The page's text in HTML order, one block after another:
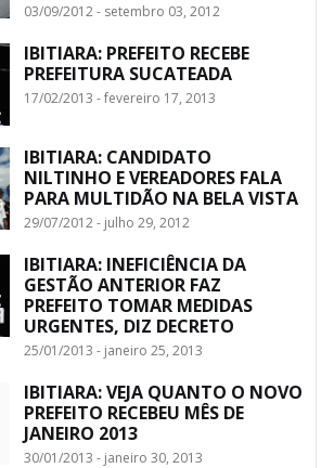
03/09/2012 - setembro 03, 2012
IBITIARA: PREFEITO RECEBE
PREFEITURA SUCATEADA
17/02/2013 - fevereiro 17, 2013
IBITIARA: CANDIDATO
NILTINHO E VEREADORES FALA
PARA MULTIDÃO NA BELA VISTA
29/07/2012 - julho 29, 2012
IBITIARA: INEFICIÊNCIA DA
GESTÃO ANTERIOR FAZ
PREFEITO TOMAR MEDIDAS
URGENTES, DIZ DECRETO
25/01/2013 - janeiro 25, 2013
IBITIARA: VEJA QUANTO O NOVO
PREFEITO RECEBEU MÊS DE
JANEIRO 2013
30/01/2013 - janeiro 30, 2013